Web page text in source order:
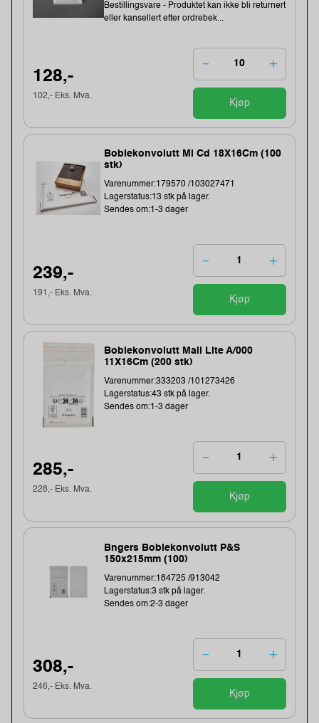
Bestillingsvare - Produktet kan ikke bli returnert
eller kansellert etter ordrebek...
128,-
102,- Eks. Mva.
Kjøp
Boblekonvolutt Ml Cd 18X16Cm (100
stk)
Varenummer:179570 /103027471
Lagerstatus:13 stk på lager.
Sendes om:1-3 dager
239,-
191,- Eks. Mva.
Kjøp
Boblekonvolutt Mail Lite A/000
11X16Cm (200 stk)
Varenummer:333203 /101273426
Lagerstatus:43 stk på lager.
Sendes om:1-3 dager
285,-
228,- Eks. Mva.
Kjøp
Bngers Boblekonvolutt P&S
150x215mm (100)
Varenummer:184725 /913042
Lagerstatus:3 stk på lager.
Sendes om:2-3 dager
308,-
246,- Eks. Mva.
Kjøp